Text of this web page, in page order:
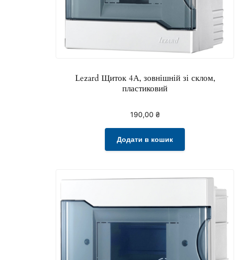
Lezard Щиток 4А, зовнішній зі склом,
пластиковий
190,00 ₴
Додати в кошик